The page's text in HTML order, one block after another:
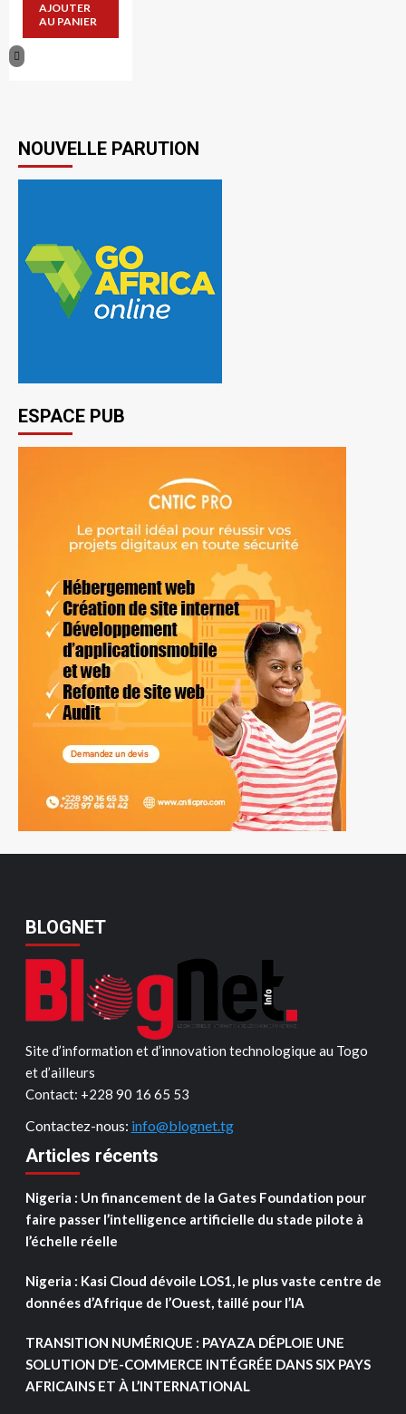
AJOUTER
AU PANIER
NOUVELLE PARUTION
ESPACE PUB
BLOGNET
Site d’information et d’innovation technologique au Togo
et d’ailleurs
Contact: ‪+228 90 16 65 53‬
Contactez-nous: info@blognet.tg
Articles récents
Nigeria : Un financement de la Gates Foundation pour
faire passer l’intelligence artificielle du stade pilote à
l’échelle réelle
Nigeria : Kasi Cloud dévoile LOS1, le plus vaste centre de
données d’Afrique de l’Ouest, taillé pour l’IA
TRANSITION NUMÉRIQUE : PAYAZA DÉPLOIE UNE
SOLUTION D’E-COMMERCE INTÉGRÉE DANS SIX PAYS
AFRICAINS ET À L’INTERNATIONAL